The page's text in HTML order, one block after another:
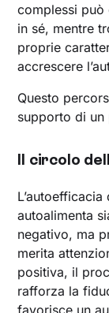
complessi
in sé, mentre
proprie
accrescere
Questo
supporto di un
Il circolo
autoalimenta
negativo, ma
merita
positiva, il
rafforza la